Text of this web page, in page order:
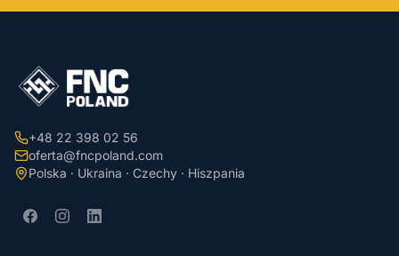
+48 22 398 02 56
oferta@fncpoland.com
Polska · Ukraina · Czechy · Hiszpania